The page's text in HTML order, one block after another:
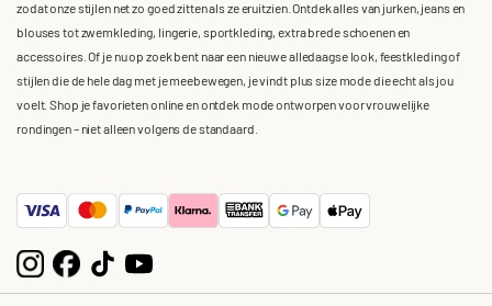
zodat onze stijlen net zo goed zitten als ze eruitzien. Ontdek alles van jurken, jeans en
blouses tot zwemkleding, lingerie, sportkleding, extra brede schoenen en
accessoires. Of je nu op zoek bent naar een nieuwe alledaagse look, feestkleding of
stijlen die de hele dag met je meebewegen, je vindt plus size mode die echt als jou
voelt. Shop je favorieten online en ontdek mode ontworpen voor vrouwelijke
rondingen – niet alleen volgens de standaard.